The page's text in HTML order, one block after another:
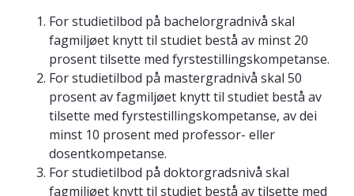
For studietilbod på bachelorgradnivå skal
fagmiljøet knytt til studiet bestå av minst 20
prosent tilsette med fyrstestillingskompetanse.
For studietilbod på mastergradnivå skal 50
prosent av fagmiljøet knytt til studiet bestå av
tilsette med fyrstestillingskompetanse, av dei
minst 10 prosent med professor- eller
dosentkompetanse.
For studietilbod på doktorgradsnivå skal
fagmiljøet knytt til studiet bestå av tilsette med